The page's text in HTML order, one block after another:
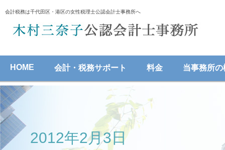
会計税務は千代田区・港区の女性税理士公認会計士事務所へ
HOME 会計・税務サポート 料金 当事務所の
2012年2月3日